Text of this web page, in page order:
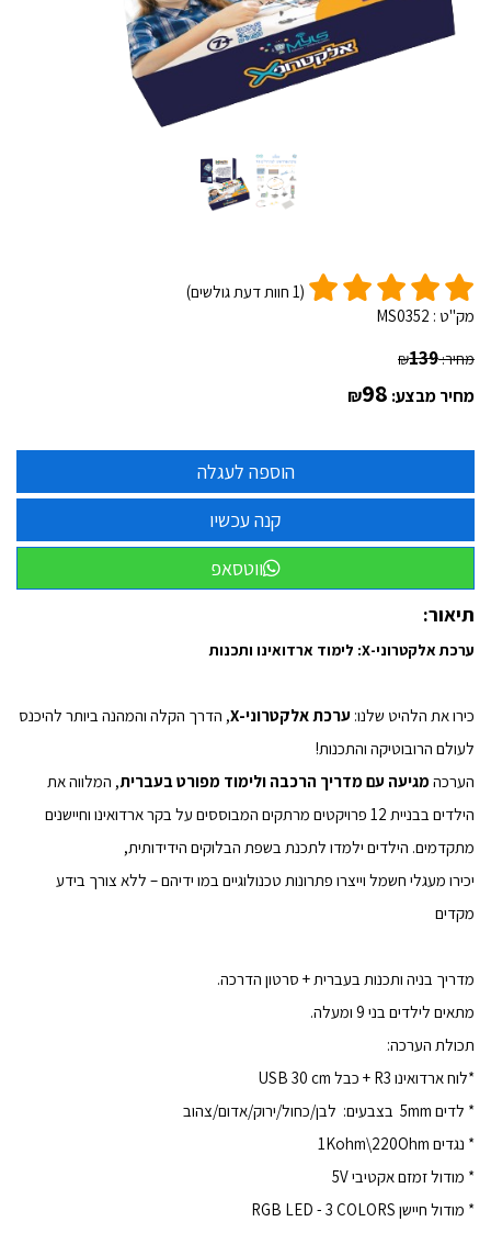
(
1 חוות דעת גולשים)
מק"ט : MS0352
מחיר: ₪139
מחיר מבצע: ₪98
ווטסאפ
תיאור:
ערכת אלקטרוני-X: לימוד ארדואינו ותכנות
כירו את הלהיט שלנו: ערכת אלקטרוני-X , הדרך הקלה והמהנה ביותר להיכנס
לעולם הרובוטיקה והתכנות!
הערכה מגיעה עם מדריך הרכבה ולימוד מפורט בעברית, המלווה את
הילדים בבניית 12 פרויקטים מרתקים המבוססים על בקר ארדואינו וחיישנים
מתקדמים. הילדים ילמדו לתכנת בשפת הבלוקים הידידותית,
יכירו מעגלי חשמל וייצרו פתרונות טכנולוגיים במו ידיהם – ללא צורך בידע
מקדים
מדריך בניה ותכנות בעברית + סרטון הדרכה.
מתאים לילדים בני 9 ומעלה.
תכולת הערכה:
*לוח ארדואינו R3 + כבל USB 30 cm
* לדים 5mm בצבעים: לבן/כחול/ירוק/אדום/צהוב
* נגדים 1Kohm\220Ohm
* מודול זמזם אקטיבי 5V
* מודול חיישן RGB LED - 3 COLORS